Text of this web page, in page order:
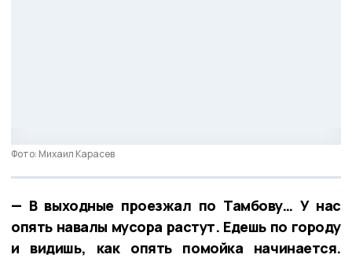
Фото: Михаил Карасев
— В выходные проезжал по Тамбову… У нас
опять навалы мусора растут. Едешь по городу
и видишь, как опять помойка начинается.